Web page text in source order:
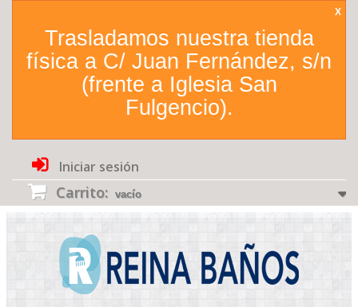
Trasladamos nuestra tienda
física a C/ Juan Fernández, s/n
(frente a Iglesia San
Fulgencio).
X
Iniciar sesión
Carrito: vacío